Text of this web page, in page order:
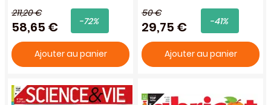
211,20 €
58,65 € -72%
Ajouter au panier
50 €
29,75 € -41%
Ajouter au panier